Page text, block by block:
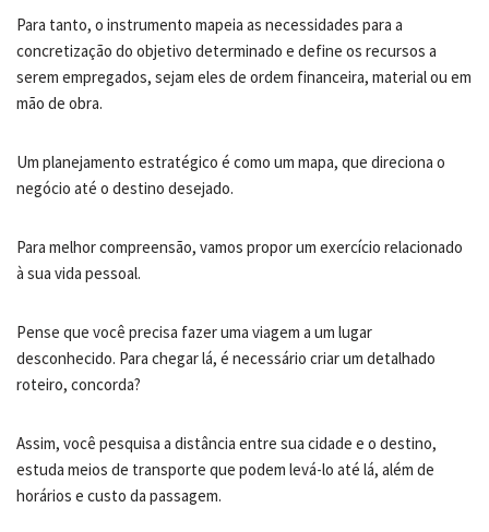
Para tanto, o instrumento mapeia as necessidades para a
concretização do objetivo determinado e define os recursos a
serem empregados, sejam eles de ordem financeira, material ou em
mão de obra.
Um planejamento estratégico é como um mapa, que direciona o
negócio até o destino desejado.
Para melhor compreensão, vamos propor um exercício relacionado
à sua vida pessoal.
Pense que você precisa fazer uma viagem a um lugar
desconhecido. Para chegar lá, é necessário criar um detalhado
roteiro, concorda?
Assim, você pesquisa a distância entre sua cidade e o destino,
estuda meios de transporte que podem levá-lo até lá, além de
horários e custo da passagem.